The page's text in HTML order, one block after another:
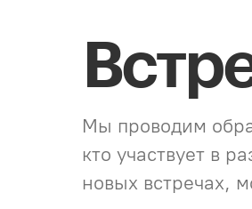
Мы проводим
кто участвует в
новых встречах,